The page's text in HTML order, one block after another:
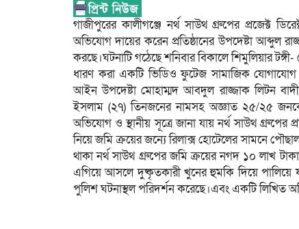
গাজীপুরের কালীগঞ্জে নর্থ সাউথ গ্রুপের প্রজেক্ট
অভিযোগ দায়ের করেন প্রতিষ্ঠানের উপদেষ্টা আব্দুল
করছে।ঘটনাটি গঠেছে শনিবার বিকালে শিমুলিয়ার
ধারণ করা একটি ভিডিও ফুটেজ সামাজিক যোগাযোগ
আইন উপদেষ্টা মোহাম্মদ আবদুল রাজ্জাক লিটন বাদী
ইসলাম (২৭) তিনজনের নামসহ অজ্ঞাত ২৫/২৫
অভিযোগ ও স্থানীয় সূত্রে জানা যায় নর্থ সাউথ গ্রুপের
নিয়ে জমি ক্রয়ের জন্যে রিলাক্স হোটেলের সামনে
থাকা নর্থ সাউথ গ্রুপের জমি ক্রয়ের নগদ ১০ লাখ
এগিয়ে আসলে দুষ্কৃতকারী খুনের হুমকি দিয়ে পালিয়ে
পুলিশ ঘটনাস্থল পরিদর্শন করেছে।এবং একটি লিখিত